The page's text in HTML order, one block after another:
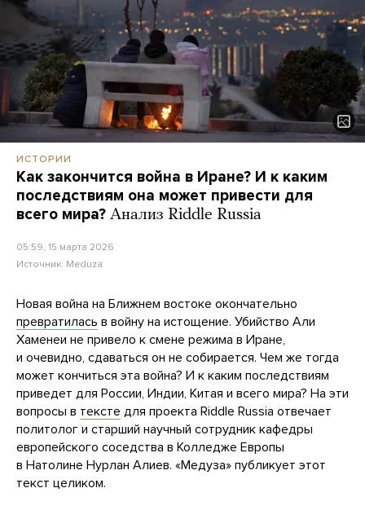
ИСТОРИИ
Как закончится война в Иране? И к каким
последствиям она может привести для
всего мира? Анализ Riddle Russia
05:59, 15 марта 2026
Источник: Meduza
Новая война на Ближнем востоке окончательно
превратилась в войну на истощение. Убийство Али
Хаменеи не привело к смене режима в Иране,
и очевидно, сдаваться он не собирается. Чем же тогда
может кончиться эта война? И к каким последствиям
приведет для России, Индии, Китая и всего мира? На эти
вопросы в тексте для проекта Riddle Russia отвечает
политолог и старший научный сотрудник кафедры
европейского соседства в Колледже Европы
в Натолине Нурлан Алиев. «Медуза» публикует этот
текст целиком.